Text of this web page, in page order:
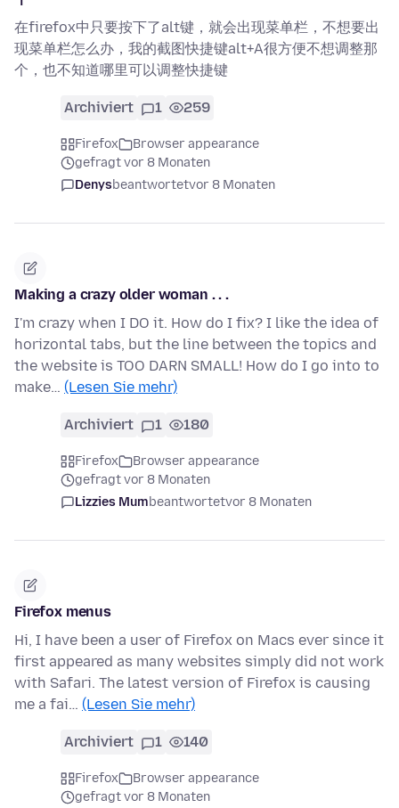
在firefox中只要按下了alt键，就会出现菜单栏，不想要出
现菜单栏怎么办，我的截图快捷键alt+A很方便不想调整那
个，也不知道哪里可以调整快捷键
Archiviert 1 259
Firefox
Browser appearance
gefragt vor 8 Monaten
Denysbeantwortetvor 8 Monaten
Making a crazy older woman . . .
I'm crazy when I DO it. How do I fix? I like the idea of
horizontal tabs, but the line between the topics and
the website is TOO DARN SMALL! How do I go into to
make… (Lesen Sie mehr)
Archiviert 1 180
Firefox
Browser appearance
gefragt vor 8 Monaten
Lizzies Mumbeantwortetvor 8 Monaten
Firefox menus
Hi, I have been a user of Firefox on Macs ever since it
first appeared as many websites simply did not work
with Safari. The latest version of Firefox is causing
me a fai… (Lesen Sie mehr)
Archiviert 1 140
Firefox
Browser appearance
gefragt vor 8 Monaten